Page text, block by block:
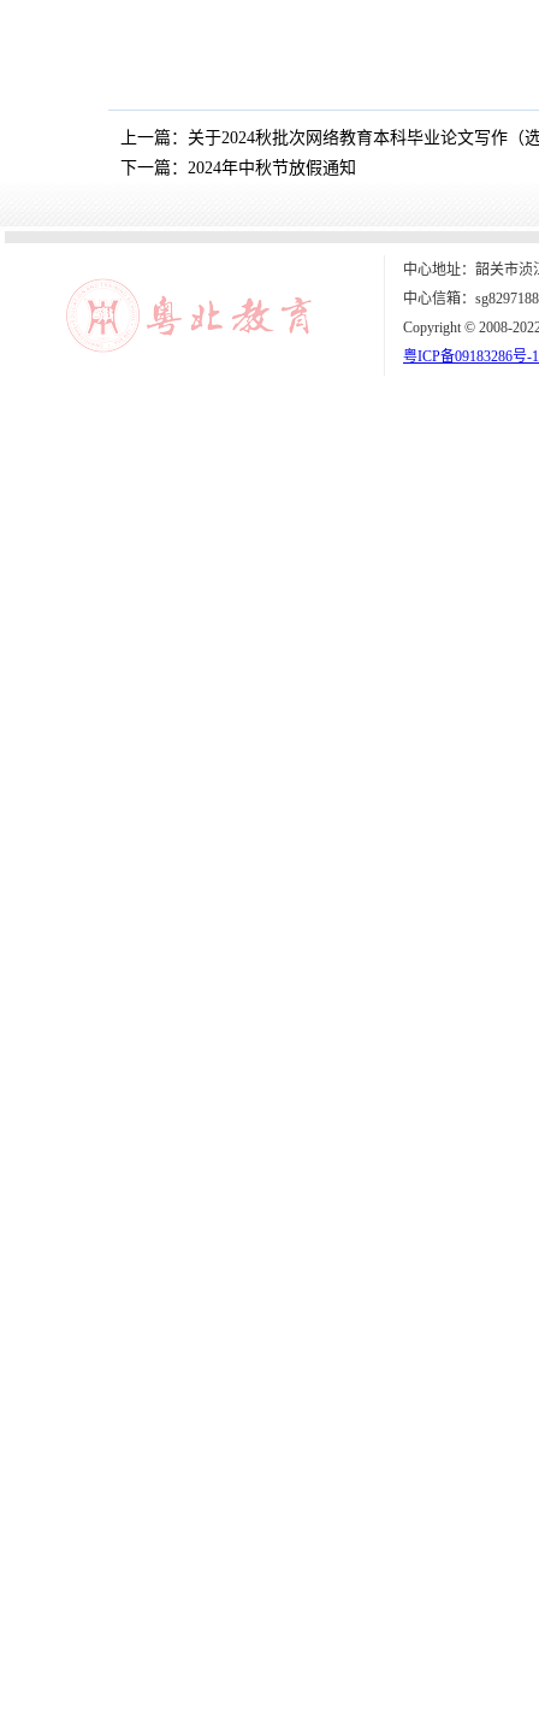
上一篇： 关于2024秋批次网络教育本科毕业论文写作（
下一篇： 2024年中秋节放假通知
中心地址：韶关市
中心信箱：
Copyright © 2008-
粤ICP备09183286号-1